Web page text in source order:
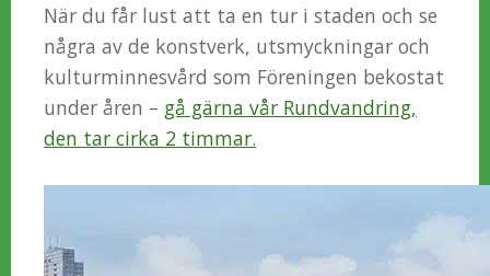
När du får lust att ta en tur i staden och se
några av de konstverk, utsmyckningar och
kulturminnesvård som Föreningen bekostat
under åren – gå gärna vår Rundvandring,
den tar cirka 2 timmar.